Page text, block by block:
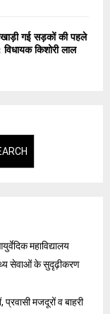
गई सड़कों की पहले
किशोरी लाल
महाविद्यालय
सेवाओं के सुदृढ़ीकरण
मजदूरों व बाहरी